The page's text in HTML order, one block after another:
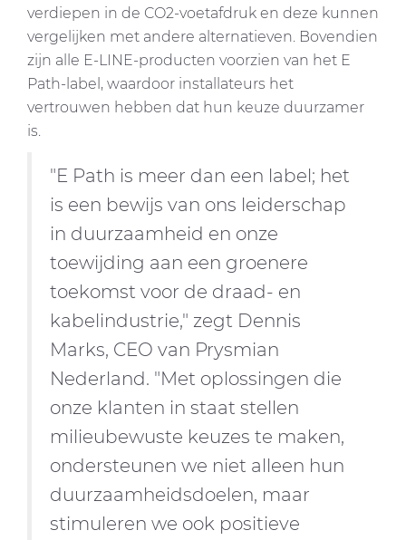
verdiepen in de CO2-voetafdruk en deze kunnen
vergelijken met andere alternatieven. Bovendien
zijn alle E-LINE-producten voorzien van het E
Path-label, waardoor installateurs het
vertrouwen hebben dat hun keuze duurzamer
is.
"E Path is meer dan een label; het
is een bewijs van ons leiderschap
in duurzaamheid en onze
toewijding aan een groenere
toekomst voor de draad- en
kabelindustrie," zegt Dennis
Marks, CEO van Prysmian
Nederland. "Met oplossingen die
onze klanten in staat stellen
milieubewuste keuzes te maken,
ondersteunen we niet alleen hun
duurzaamheidsdoelen, maar
stimuleren we ook positieve